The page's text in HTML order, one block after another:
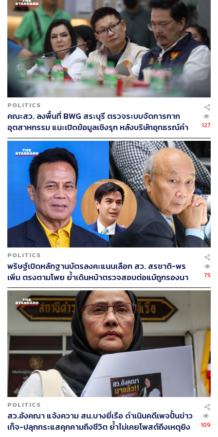
POLITICS
คณะสว. ลงพื้นที่ BWG สระบุรี ตรวจระบบจัดการกาก
อุตสาหกรรม แนะเปิดข้อมูลเชิงรุก หลังบริษัทอุทธรณ์คำ
สั่งกรมโรงงานฯ
127
POLITICS
พริษฐ์เปิดหลักฐานบัตรลงคะแนนเลือก สว. สรชาติ-พร
เพิ่ม ตรงตามโพย ย้ำเดินหน้าตรวจสอบต่อแม้ถูกรองนา
ยกฯ ฟ้องหมิ่น
75
POLITICS
สว.อังคณา แจ้งความ สน.บางยี่เรือ ดำเนินคดีเพจปั้นข่าว
เท็จ-ปลุกกระแสคุกคามถึงชีวิต ย้ำไม่เคยโพสต์ถึงเหตุยิง
109